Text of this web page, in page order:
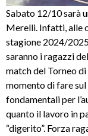
Sabato 12/10 sarà
Merelli. Infatti, alle
stagione 2024/
saranno i ragazzi
match del Torneo
momento di fare
fondamentali per
quanto il lavoro in
“digerito”. Forza